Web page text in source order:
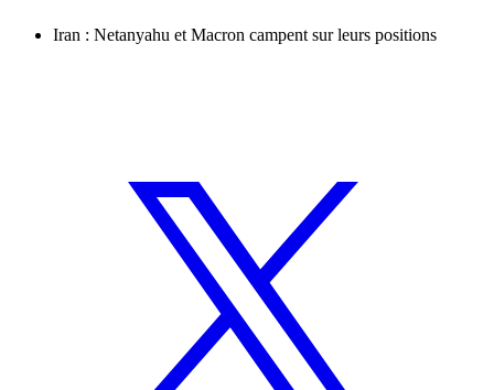
Iran : Netanyahu et Macron campent sur leurs positions